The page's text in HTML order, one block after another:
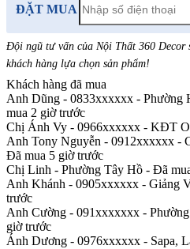
ĐẶT MUA
Đội ngũ tư vấn của Nội Thất 360
khách hàng lựa chọn sản phẩm!
Khách hàng đã mua
Anh Dũng - 0833xxxxxx - Phường
mua 2 giờ trước
Chị Ánh Vy - 0966xxxxxx - KĐT
Anh Tony Nguyễn - 0912xxxxxx -
Đã mua 5 giờ trước
Chị Linh - Phường Tây Hồ - Đã
Anh Khánh - 0905xxxxxx - Giảng
trước
Anh Cường - 091xxxxxxx -
giờ trước
Ánh Dương - 0976xxxxxx - Sapa,